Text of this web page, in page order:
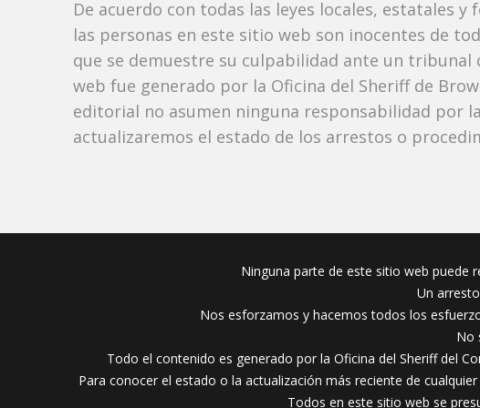
De acuerdo con todas las leyes locales, estatales
las personas en este sitio web son inocentes de
que se demuestre su culpabilidad ante un tribunal
web fue generado por la Oficina del Sheriff de
editorial no asumen ninguna responsabilidad por
actualizaremos el estado de los arrestos o
Ninguna parte de este sitio web puede
Un
Nos esforzamos y hacemos todos los
No
Todo el contenido es generado por la Oficina del Sheriff del
Para conocer el estado o la actualización más reciente de
Todos en este sitio web se